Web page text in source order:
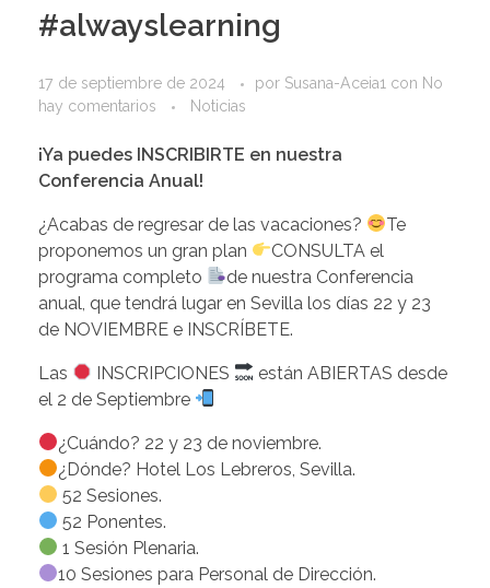
#alwayslearning
17 de septiembre de 2024 por Susana-Aceia1 con No
hay comentarios
Noticias
¡Ya puedes INSCRIBIRTE en nuestra
Conferencia Anual!
¿Acabas de regresar de las vacaciones?
Te
proponemos un gran plan
CONSULTA el
programa completo
de nuestra Conferencia
anual, que tendrá lugar en Sevilla los días 22 y 23
de NOVIEMBRE e INSCRÍBETE.
Las INSCRIPCIONES
están ABIERTAS desde
el 2 de Septiembre
¿Cuándo? 22 y 23 de noviembre.
¿Dónde? Hotel Los Lebreros, Sevilla.
52 Sesiones.
52 Ponentes.
1 Sesión Plenaria.
10 Sesiones para Personal de Dirección.